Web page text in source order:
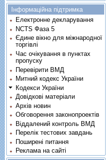
Інформаційна підтримка
Електронне декларування
NCTS Фаза 5
Єдине вікно для міжнародної
торгівлі
Час очікування в пунктах
пропуску
Перевірити ВМД
Митний кодекс України
Кодекси України
Довідкові матеріали
Архів новин
Обговорення законопроектів
Віддалений контроль ВМД
Перелік тестових завдань
Поширені питання
Реклама на сайті